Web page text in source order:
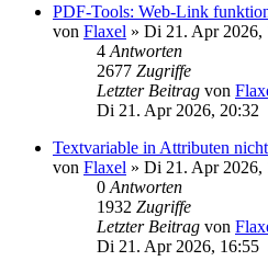
PDF-Tools: Web-Link
von Flaxel » Di 21. Apr 2026,
4 Antworten
2677 Zugriffe
Letzter Beitrag von
Di 21. Apr 2026, 20:32
Textvariable in Attributen
von Flaxel » Di 21. Apr 2026,
0 Antworten
1932 Zugriffe
Letzter Beitrag von
Di 21. Apr 2026, 16:55